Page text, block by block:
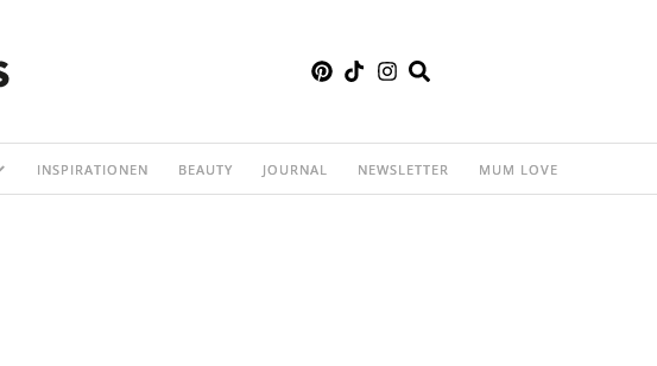
INSPIRATIONEN BEAUTY JOURNAL NEWSLETTER MUM LOVE